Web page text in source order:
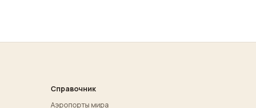
Справочник
Аэропорты мира